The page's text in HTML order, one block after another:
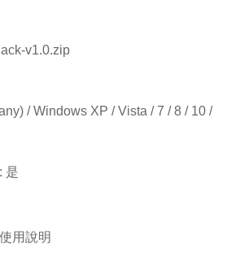
v1.0.zip
/ Windows XP / Vista / 7 / 8 / 10 /
是
用說明